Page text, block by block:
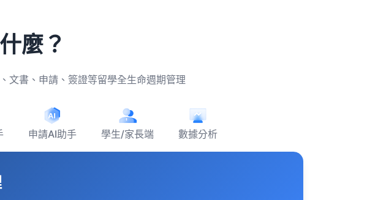
麼？
文書、申請、簽證等留學全生命週期管理
申請AI助手 學生/家長端 數據分析